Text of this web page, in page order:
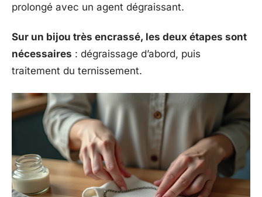
prolongé avec un agent dégraissant.
Sur un bijou très encrassé, les deux étapes sont
nécessaires : dégraissage d’abord, puis
traitement du ternissement.